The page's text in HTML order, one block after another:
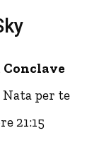
Conclave
Nata per te
21:15